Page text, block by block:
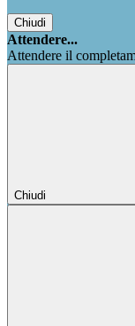
Chiudi
Attendere...
Attendere il
Chiudi